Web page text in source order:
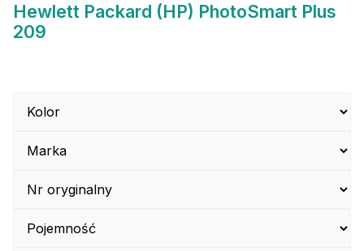
Hewlett Packard (HP) PhotoSmart Plus
209